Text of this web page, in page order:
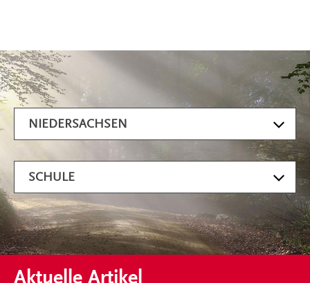
Aktuelle Artikel
Artikel filtern
NIEDERSACHSEN
SCHULE